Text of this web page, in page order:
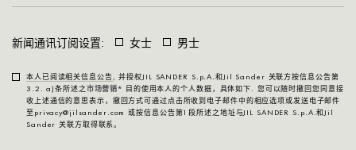
新闻通讯订阅设置: 女士 男士
本人已阅读相关信息公告 , 并授权JIL SANDER S.p.A.和Jil Sander 关联方按信息公告第
3.2. a)条所述之 市场营销*
目的使用本人的个人数据，具体如下. 您可以随时撤回您同意接
收上述通信的意思表示，撤回方式可通过点击所收到电子邮件中的相应选项或发送电子邮件
至privacy@jilsander.com 或按信息公告第1段所述之地址与JIL SANDER S.p.A.和Jil
Sander 关联方取得联系。